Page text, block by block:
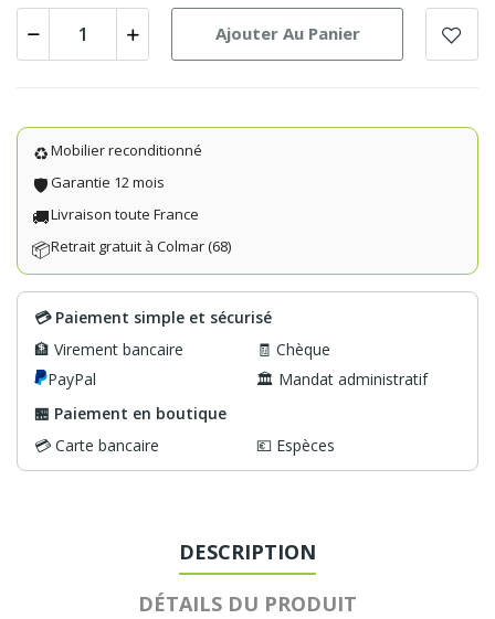
Ajouter Au Panier
♻️Mobilier reconditionné
🛡️Garantie 12 mois
🚚Livraison toute France
📦Retrait gratuit à Colmar (68)
💳 Paiement simple et sécurisé
🏦 Virement bancaire
🧾 Chèque
PayPal
🏛️ Mandat administratif
🏪 Paiement en boutique
💳 Carte bancaire
💶 Espèces
DESCRIPTION
DÉTAILS DU PRODUIT